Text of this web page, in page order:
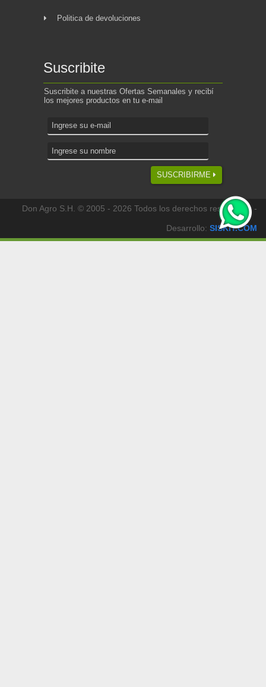
Politica de devoluciones
Suscribite
Suscribite a nuestras Ofertas Semanales y recibí
los mejores productos en tu e-mail
SUSCRIBIRME
Don Agro S.H. © 2005 - 2026 Todos los derechos reservados -
Desarrollo: SISKIT.COM